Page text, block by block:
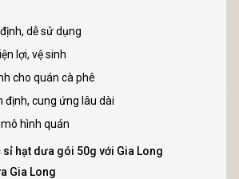
dễ sử dụng
lợi, vệ sinh
cho quán cà phê
định, cung ứng lâu dài
hình quán
sỉ hạt dưa gói 50g với Gia Long
Gia Long